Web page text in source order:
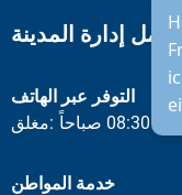
إدارة المدينة
التوفر عبر الهاتف
الفتح أو الإغلاق الأخرى
مغلق: صباحاً
خدمة المواطن